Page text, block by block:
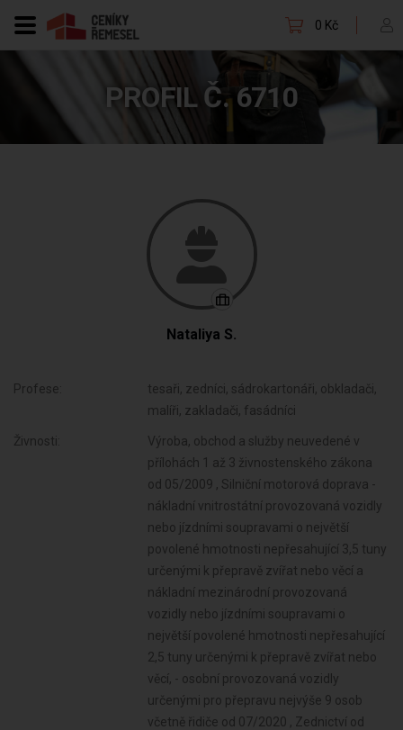
0 Kč
PROFIL Č. 6710
Nataliya S.
Profese:
tesaři, zedníci, sádrokartonáři, obkladači,
malíři, zakladači, fasádníci
Živnosti:
Výroba, obchod a služby neuvedené v
přílohách 1 až 3 živnostenského zákona
od 05/2009 , Silniční motorová doprava -
nákladní vnitrostátní provozovaná vozidly
nebo jízdními soupravami o největší
povolené hmotnosti nepřesahující 3,5 tuny
určenými k přepravě zvířat nebo věcí a
nákladní mezinárodní provozovaná
vozidly nebo jízdními soupravami o
největší povolené hmotnosti nepřesahující
2,5 tuny určenými k přepravě zvířat nebo
věcí, - osobní provozovaná vozidly
určenými pro přepravu nejvýše 9 osob
včetně řidiče od 07/2020 , Zednictví od